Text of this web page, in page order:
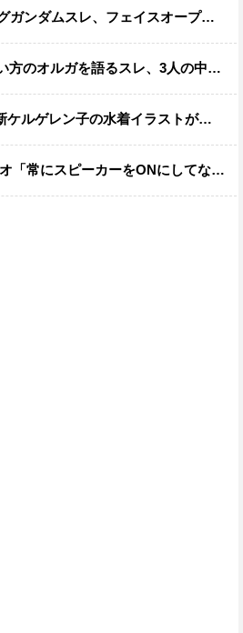
、フェイスオープンが嫌いな男の子なんていません
を語るスレ、3人の中でも強化は一番されてない方
子の水着イラストがあまりにもスケベすぎる…
ONにしてな！」→オフにしたくなる音ｗｗｗｗｗｗｗｗｗｗｗ